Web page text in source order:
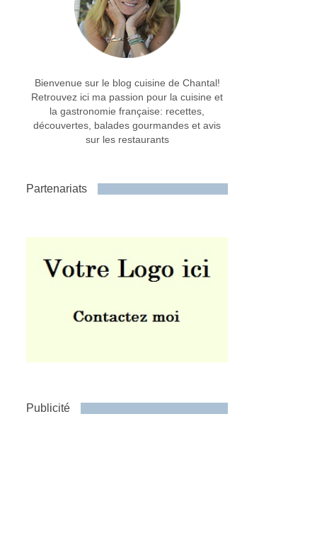
Bienvenue sur le blog cuisine de Chantal!
Retrouvez ici ma passion pour la cuisine et
la gastronomie française: recettes,
découvertes, balades gourmandes et avis
sur les restaurants
Partenariats
Publicité